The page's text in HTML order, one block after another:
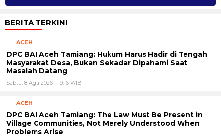
BERITA TERKINI
ACEH
DPC BAI Aceh Tamiang: Hukum Harus Hadir di Tengah
Masyarakat Desa, Bukan Sekadar Dipahami Saat
Masalah Datang
Sabtu, 8 Agu 2026 - 19:16 WIB
ACEH
DPC BAI Aceh Tamiang: The Law Must Be Present in
Village Communities, Not Merely Understood When
Problems Arise